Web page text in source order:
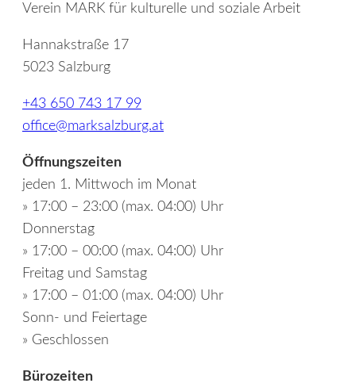
Verein MARK für kulturelle und soziale Arbeit
Hannakstraße 17
5023 Salzburg
+43 650 743 17 99
office@marksalzburg.at
Öffnungszeiten
jeden 1. Mittwoch im Monat
» 17:00 – 23:00 (max. 04:00) Uhr
Donnerstag
» 17:00 – 00:00 (max. 04:00) Uhr
Freitag und Samstag
» 17:00 – 01:00 (max. 04:00) Uhr
Sonn- und Feiertage
» Geschlossen
Bürozeiten